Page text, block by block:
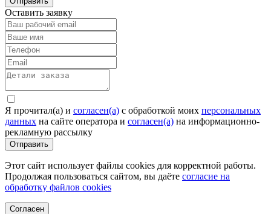
Оставить заявку
Я прочитал(а) и согласен(а) c обработкой моих персональных
данных на сайте оператора и согласен(а) на информационно-
рекламную рассылку
Отправить
Этот сайт использует файлы cookies для корректной работы.
Продолжая пользоваться сайтом, вы даёте согласие на
обработку файлов cookies
Согласен